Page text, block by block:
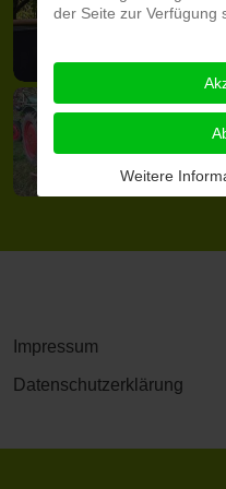
Impressum
Datenschutzerklärung
der Seite zur Verfügung
Weitere